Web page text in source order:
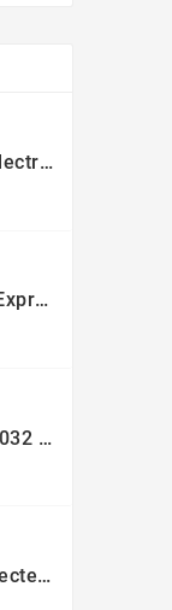
Médiator/plectre En Nylon S, Ruby S Ou Touch L - STAGG PBOX10
🔋 Service Express : Remplacement De Piles D'Horlogerie
2 Piles CR2032 Varta Bouton Lithium 3V
Chargeur Secteur Rapide USB-A 18W QC / USB-C 30W PD Compact GaN